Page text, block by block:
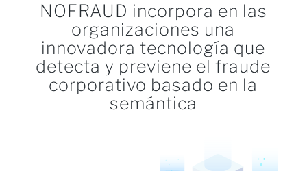
NOFRAUD incorpora en las
organizaciones una
innovadora tecnología que
detecta y previene el fraude
corporativo basado en la
semántica